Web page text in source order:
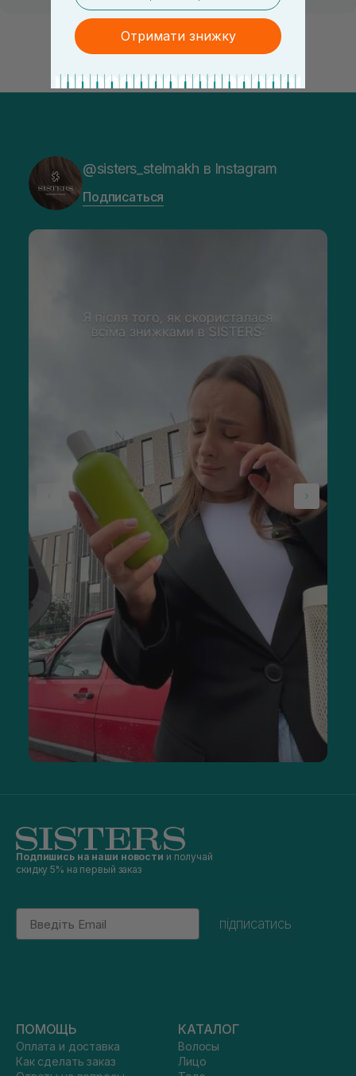
@sisters_stelmakh в Instagram
Подписаться
Подпишись на наши новости и получай
скидку 5% на первый заказ
Email
підписатись
ПОМОЩЬ
Оплата и доставка
Как сделать заказ
КАТАЛОГ
Волосы
Лицо
Отримати знижку